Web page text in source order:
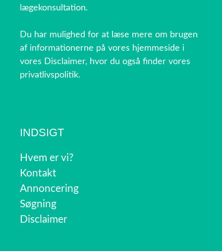
lægekonsultation.
Du har mulighed for at læse mere om brugen
af informationerne på vores hjemmeside i
vores Disclaimer, hvor du også finder vores
privatlivspolitik.
INDSIGT
Hvem er vi?
Kontakt
Annoncering
Søgning
Disclaimer